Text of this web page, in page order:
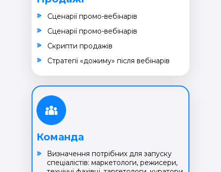
Команда
Визначення потрібних для запуску
спеціалістів: маркетологи, режисери,
Cценарії промо-вебінарів
Cкрипти продажів
Cценарії промо-вебінарів
Cтратегії «дожиму» після вебінарів